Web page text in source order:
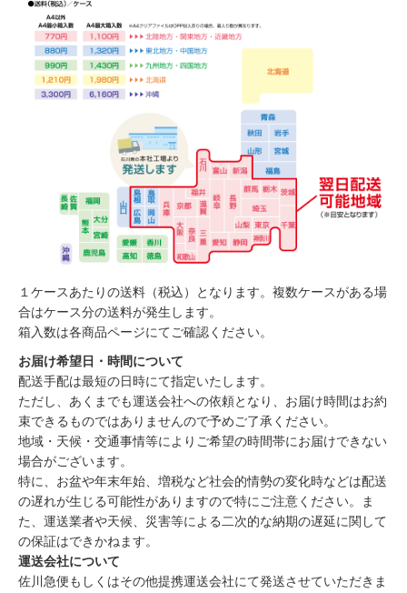
１ケースあたりの送料（税込）となります。複数ケースがある場
合はケース分の送料が発生します。
箱入数は各商品ページにてご確認ください。
お届け希望日・時間について
配送手配は最短の日時にて指定いたします。
ただし、あくまでも運送会社への依頼となり、お届け時間はお約
束できるものではありませんので予めご了承ください。
地域・天候・交通事情等によりご希望の時間帯にお届けできない
場合がございます。
特に、お盆や年末年始、増税など社会的情勢の変化時などは配送
の遅れが生じる可能性がありますので特にご注意ください。ま
た、運送業者や天候、災害等による二次的な納期の遅延に関して
の保証はできかねます。
運送会社について
佐川急便もしくはその他提携運送会社にて発送させていただきま